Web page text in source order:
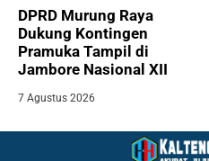
DPRD Murung Raya
Dukung Kontingen
Pramuka Tampil di
Jambore Nasional XII
7 Agustus 2026